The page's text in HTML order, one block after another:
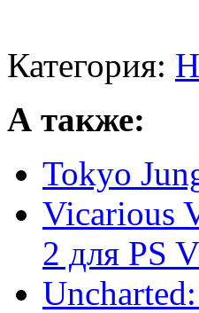
Категория:
А также:
Tokyo
Vicarious
2 для PS